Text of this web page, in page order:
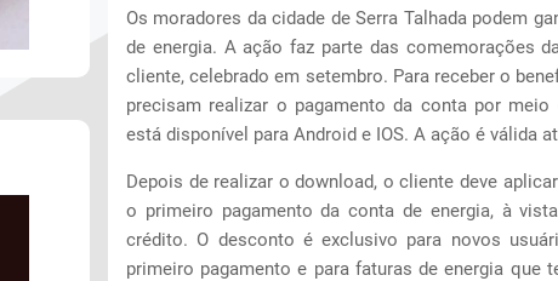
Os moradores da cidade de Serra Talhada podem
de energia. A ação faz parte das comemorações
cliente, celebrado em setembro. Para receber o
precisam realizar o pagamento da conta por meio
está disponível para Android e IOS. A ação é válida
Depois de realizar o download, o cliente deve
o primeiro pagamento da conta de energia, à
crédito. O desconto é exclusivo para novos
primeiro pagamento e para faturas de energia que